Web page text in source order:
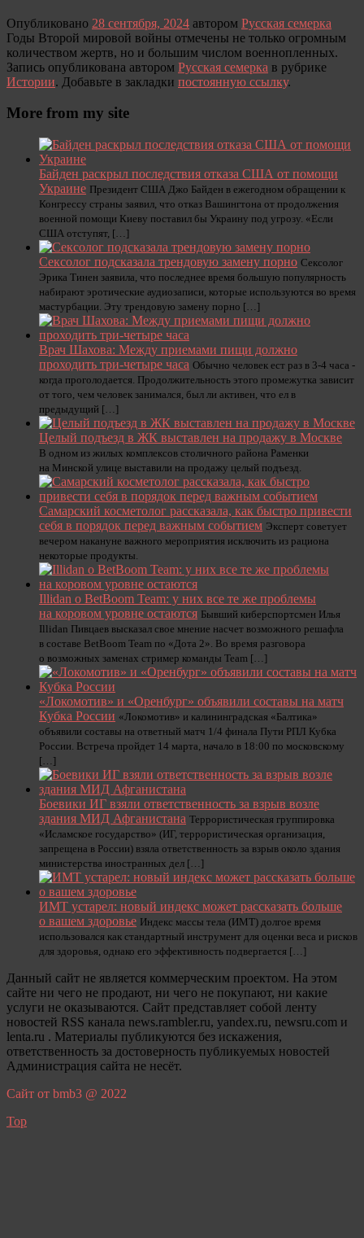
Опубликовано 28 сентября, 2024 автором Русская семерка
Годы Второй мировой войны отмечены не только огромным
количеством жертв, но и большим числом военнопленных.
Запись опубликована автором Русская семерка в рубрике
Истории. Добавьте в закладки постоянную ссылку.
More from my site
Байден раскрыл последствия отказа США от помощи
Украине Президент США Джо Байден в ежегодном обращении к
Конгрессу страны заявил, что отказ Вашингтона от продолжения
военной помощи Киеву поставил бы Украину под угрозу. «Если
США отступят, […]
Сексолог подсказала трендовую замену порно Сексолог
Эрика Тинен заявила, что последнее время большую популярность
набирают эротические аудиозаписи, которые используются во время
мастурбации. Эту трендовую замену порно […]
Врач Шахова: Между приемами пищи должно
проходить три-четыре часа Обычно человек ест раз в 3-4 часа -
когда проголодается. Продолжительность этого промежутка зависит
от того, чем человек занимался, был ли активен, что ел в
предыдущий […]
Целый подъезд в ЖК выставлен на продажу в Москве
В одном из жилых комплексов столичного района Раменки
на Минской улице выставили на продажу целый подъезд.
Самарский косметолог рассказала, как быстро привести
себя в порядок перед важным событием Эксперт советует
вечером накануне важного мероприятия исключить из рациона
некоторые продукты.
Illidan о BetBoom Team: у них все те же проблемы
на коровом уровне остаются Бывший киберспортсмен Илья
Illidan Пивцаев высказал свое мнение насчет возможного решафла
в составе BetBoom Team по «Дота 2». Во время разговора
о возможных заменах стример команды Team […]
«Локомотив» и «Оренбург» объявили составы на матч
Кубка России «Локомотив» и калининградская «Балтика»
объявили составы на ответный матч 1/4 финала Пути РПЛ Кубка
России. Встреча пройдет 14 марта, начало в 18:00 по московскому
[…]
Боевики ИГ взяли ответственность за взрыв возле
здания МИД Афганистана Террористическая группировка
«Исламское государство» (ИГ, террористическая организация,
запрещена в России) взяла ответственность за взрыв около здания
министерства иностранных дел […]
ИМТ устарел: новый индекс может рассказать больше
о вашем здоровье Индекс массы тела (ИМТ) долгое время
использовался как стандартный инструмент для оценки веса и рисков
для здоровья, однако его эффективность подвергается […]
Данный сайт не является коммерческим проектом. На этом
сайте ни чего не продают, ни чего не покупают, ни какие
услуги не оказываются. Сайт представляет собой ленту
новостей RSS канала news.rambler.ru, yandex.ru, newsru.com и
lenta.ru . Материалы публикуются без искажения,
ответственность за достоверность публикуемых новостей
Администрация сайта не несёт.
Сайт от bmb3 @ 2022
Top